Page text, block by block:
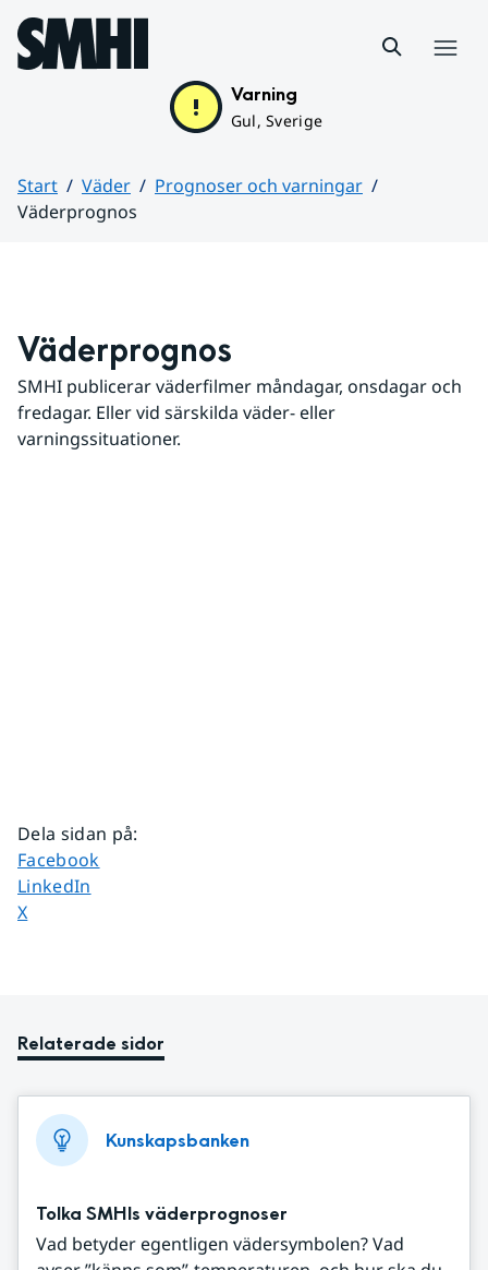
Hoppa till sidans innehåll
Varning
Gul, Sverige
Start Väder
Prognoser och varningar
Väderprognos
Väderprognos
SMHI publicerar väderfilmer måndagar, onsdagar och
fredagar. Eller vid särskilda väder- eller
varningssituationer.
Dela sidan på:
Dela sidan på
Facebook
Dela sidan på
LinkedIn
Dela sidan på
X
Relaterade sidor
Kunskapsbanken
Tolka SMHIs väderprognoser
Vad betyder egentligen vädersymbolen? Vad